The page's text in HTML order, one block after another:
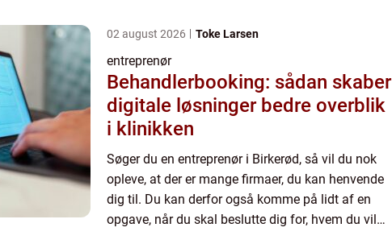
02 august 2026 Toke Larsen
entreprenør
Behandlerbooking: sådan skaber
digitale løsninger bedre overblik
i klinikken
Søger du en entreprenør i Birkerød, så vil du nok
opleve, at der er mange firmaer, du kan henvende
dig til. Du kan derfor også komme på lidt af en
opgave, når du skal beslutte dig for, hvem du vil